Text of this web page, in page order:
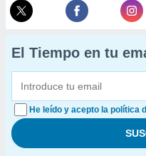
El Tiempo en tu
He leído y acepto la política